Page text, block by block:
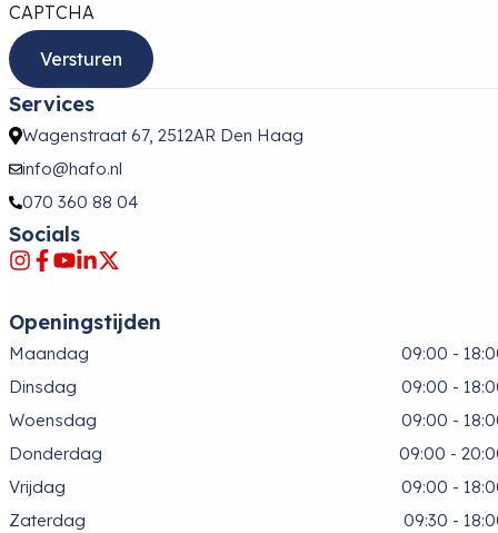
CAPTCHA
Services
Wagenstraat 67, 2512AR Den Haag
info@hafo.nl
070 360 88 04
Socials
Openingstijden
Maandag
09:00 -
Dinsdag
09:00 -
Woensdag
09:00 -
Donderdag
09:00 -
Vrijdag
09:00 -
Zaterdag
09:30 -